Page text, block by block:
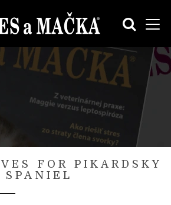
FOR PIKARDSKY
SPANIEL